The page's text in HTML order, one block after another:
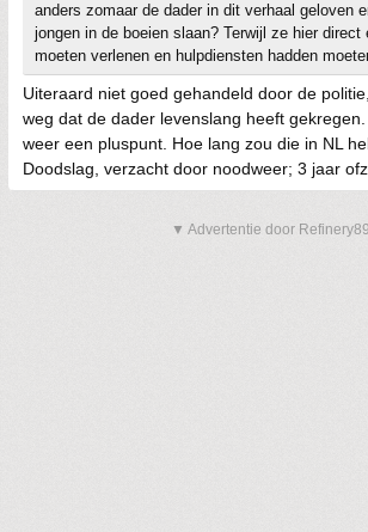
anders zomaar de dader in dit verhaal geloven
jongen in de boeien slaan? Terwijl ze hier direct
moeten verlenen en hulpdiensten hadden
Uiteraard niet goed gehandeld door de
weg dat de dader levenslang heeft
weer een pluspunt. Hoe lang zou die in NL
Doodslag, verzacht door noodweer; 3 jaar
▼ Advertentie door Refinery89